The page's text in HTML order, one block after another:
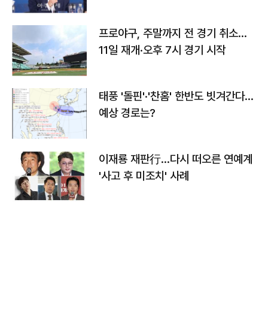
프로야구, 주말까지 전 경기 취소…
11일 재개·오후 7시 경기 시작
태풍 '돌핀'·'찬홈' 한반도 빗겨간다…
예상 경로는?
이재룡 재판行…다시 떠오른 연예계
'사고 후 미조치' 사례